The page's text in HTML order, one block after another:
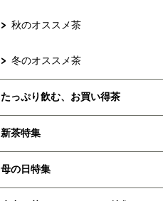
秋のオススメ茶
冬のオススメ茶
たっぷり飲む、お買い得茶
新茶特集
母の日特集